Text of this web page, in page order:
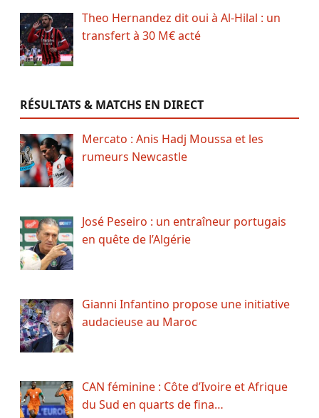
Theo Hernandez dit oui à Al-Hilal : un
transfert à 30 M€ acté
RÉSULTATS & MATCHS EN DIRECT
Mercato : Anis Hadj Moussa et les
rumeurs Newcastle
José Peseiro : un entraîneur portugais
en quête de l’Algérie
Gianni Infantino propose une initiative
audacieuse au Maroc
CAN féminine : Côte d’Ivoire et Afrique
du Sud en quarts de fina…